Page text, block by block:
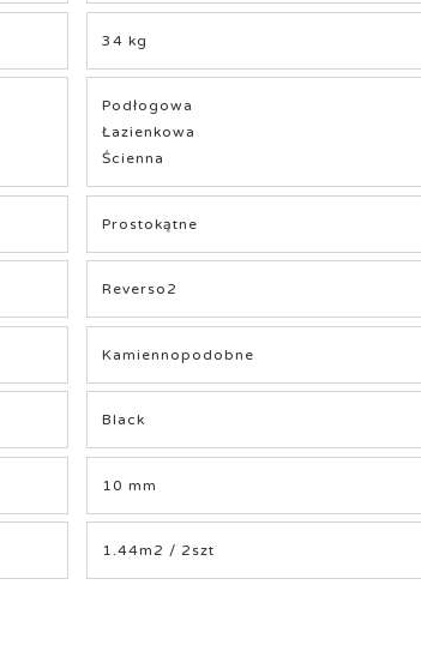
34 kg
Podłogowa
Łazienkowa
Ścienna
Prostokątne
Reverso2
Kamiennopodobne
Black
10 mm
1.44m2 / 2szt